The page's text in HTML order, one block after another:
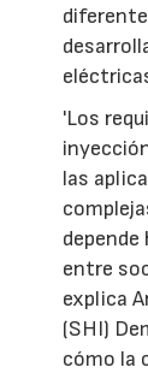
'Los
las
entre
explica
(SHI)
cómo la